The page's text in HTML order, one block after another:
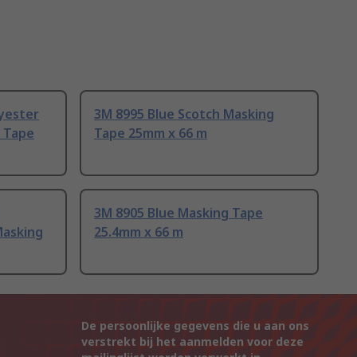
3M 8995 Blue Scotch Masking
Tape 25mm x 66 m
3M 8905 Blue Masking Tape
25.4mm x 66 m
De persoonlijke gegevens die u aan ons
verstrekt bij het aanmelden voor deze